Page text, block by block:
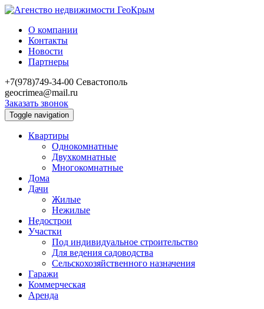
О компании
Контакты
Новости
Партнеры
+7(978)749-34-00 Севастополь
geocrimea@mail.ru
Заказать звонок
Toggle navigation
Квартиры
Однокомнатные
Двухкомнатные
Многокомнатные
Дома
Дачи
Жилые
Нежилые
Недострои
Участки
Под индивидуальное строительство
Для ведения садоводства
Сельскохозяйственного назначения
Гаражи
Коммерческая
Аренда